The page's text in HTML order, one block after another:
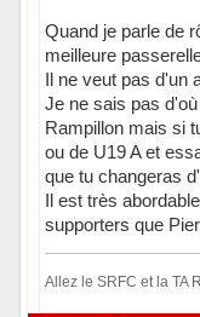
Quand je parle de
meilleure
Il ne veut pas d'un
Je ne sais pas
Rampillon mais si
ou de U19 A et
que tu changeras
Il est très
supporters que
Allez le SRFC et la TA